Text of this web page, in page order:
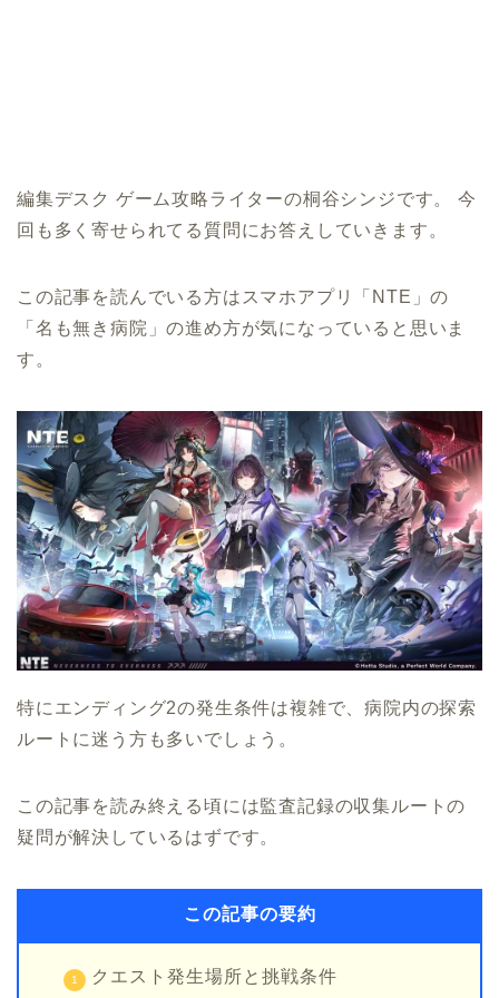
編集デスク ゲーム攻略ライターの桐谷シンジです。 今
回も多く寄せられてる質問にお答えしていきます。
この記事を読んでいる方はスマホアプリ「NTE」の
「名も無き病院」の進め方が気になっていると思いま
す。
特にエンディング2の発生条件は複雑で、病院内の探索
ルートに迷う方も多いでしょう。
この記事を読み終える頃には監査記録の収集ルートの
疑問が解決しているはずです。
この記事の要約
クエスト発生場所と挑戦条件